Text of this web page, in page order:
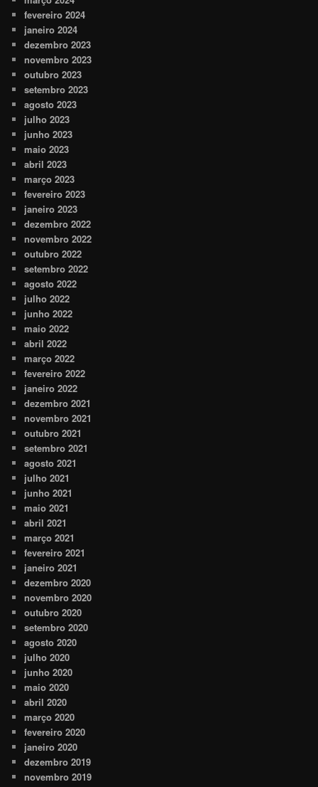
fevereiro 2024
janeiro 2024
dezembro 2023
novembro 2023
outubro 2023
setembro 2023
agosto 2023
julho 2023
junho 2023
maio 2023
abril 2023
março 2023
fevereiro 2023
janeiro 2023
dezembro 2022
novembro 2022
outubro 2022
setembro 2022
agosto 2022
julho 2022
junho 2022
maio 2022
abril 2022
março 2022
fevereiro 2022
janeiro 2022
dezembro 2021
novembro 2021
outubro 2021
setembro 2021
agosto 2021
julho 2021
junho 2021
maio 2021
abril 2021
março 2021
fevereiro 2021
janeiro 2021
dezembro 2020
novembro 2020
outubro 2020
setembro 2020
agosto 2020
julho 2020
junho 2020
maio 2020
abril 2020
março 2020
fevereiro 2020
janeiro 2020
dezembro 2019
novembro 2019